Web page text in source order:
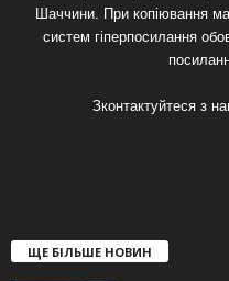
Шаччини. При копіювання
систем гіперпосилання
Зконтактуйтеся з
ЩЕ БІЛЬШЕ НОВИН